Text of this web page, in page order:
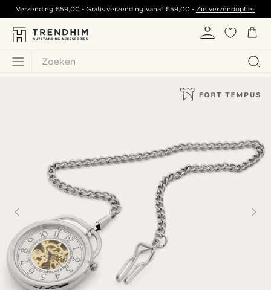
Zoeken
Verzending€59,00 - Gratis verzending vanaf €59,00- Zie verzendopties